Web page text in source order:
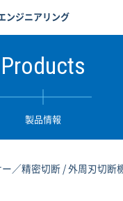
ンジニアリング
Products
製品情報
／精密切断 / 外周刃切断